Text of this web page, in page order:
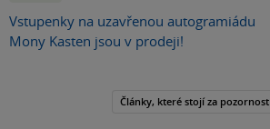
Vstupenky na uzavřenou autogramiádu
Mony Kasten jsou v prodeji!
Články, které stojí za pozornost